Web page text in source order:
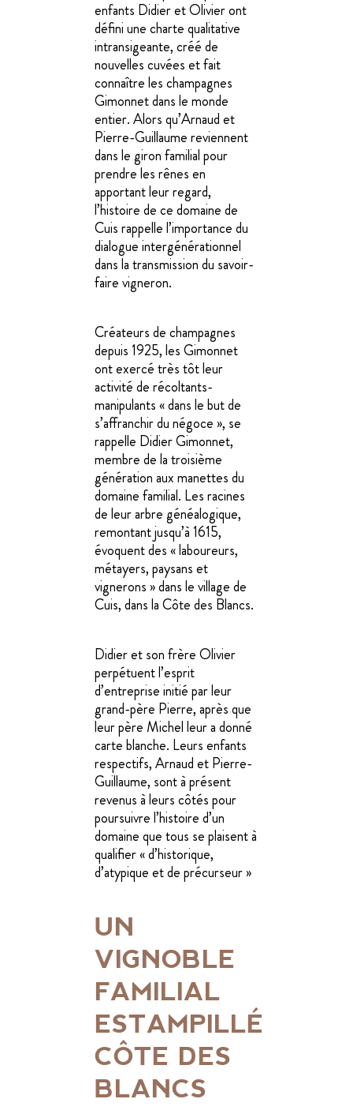
enfants Didier et Olivier ont
défini une charte qualitative
intransigeante, créé de
nouvelles cuvées et fait
connaître les champagnes
Gimonnet dans le monde
entier. Alors qu’Arnaud et
Pierre-Guillaume reviennent
dans le giron familial pour
prendre les rênes en
apportant leur regard,
l’histoire de ce domaine de
Cuis rappelle l’importance du
dialogue intergénérationnel
dans la transmission du savoir-
faire vigneron.
Créateurs de champagnes
depuis 1925, les Gimonnet
ont exercé très tôt leur
activité de récoltants-
manipulants « dans le but de
s’affranchir du négoce », se
rappelle Didier Gimonnet,
membre de la troisième
génération aux manettes du
domaine familial. Les racines
de leur arbre généalogique,
remontant jusqu’à 1615,
évoquent des « laboureurs,
métayers, paysans et
vignerons » dans le village de
Cuis, dans la Côte des Blancs.
Didier et son frère Olivier
perpétuent l’esprit
d’entreprise initié par leur
grand-père Pierre, après que
leur père Michel leur a donné
carte blanche. Leurs enfants
respectifs, Arnaud et Pierre-
Guillaume, sont à présent
revenus à leurs côtés pour
poursuivre l’histoire d’un
domaine que tous se plaisent à
qualifier « d’historique,
d’atypique et de précurseur »
UN
VIGNOBLE
FAMILIAL
ESTAMPILLÉ
CÔTE DES
BLANCS